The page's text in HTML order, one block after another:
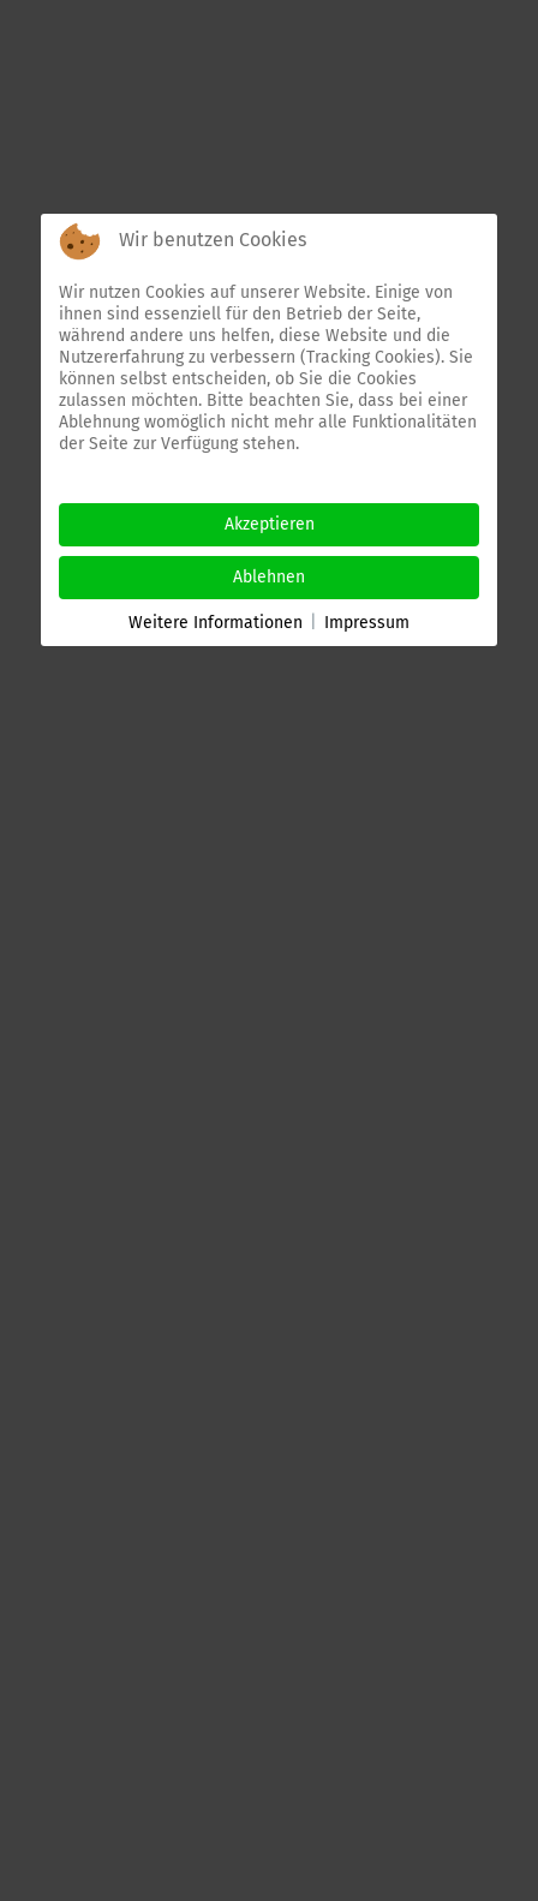
Wir benutzen Cookies
Wir nutzen Cookies auf unserer Website. Einige von
ihnen sind essenziell für den Betrieb der Seite,
während andere uns helfen, diese Website und die
Nutzererfahrung zu verbessern (Tracking Cookies). Sie
können selbst entscheiden, ob Sie die Cookies
zulassen möchten. Bitte beachten Sie, dass bei einer
Ablehnung womöglich nicht mehr alle Funktionalitäten
der Seite zur Verfügung stehen.
Akzeptieren
Ablehnen
Weitere Informationen Impressum